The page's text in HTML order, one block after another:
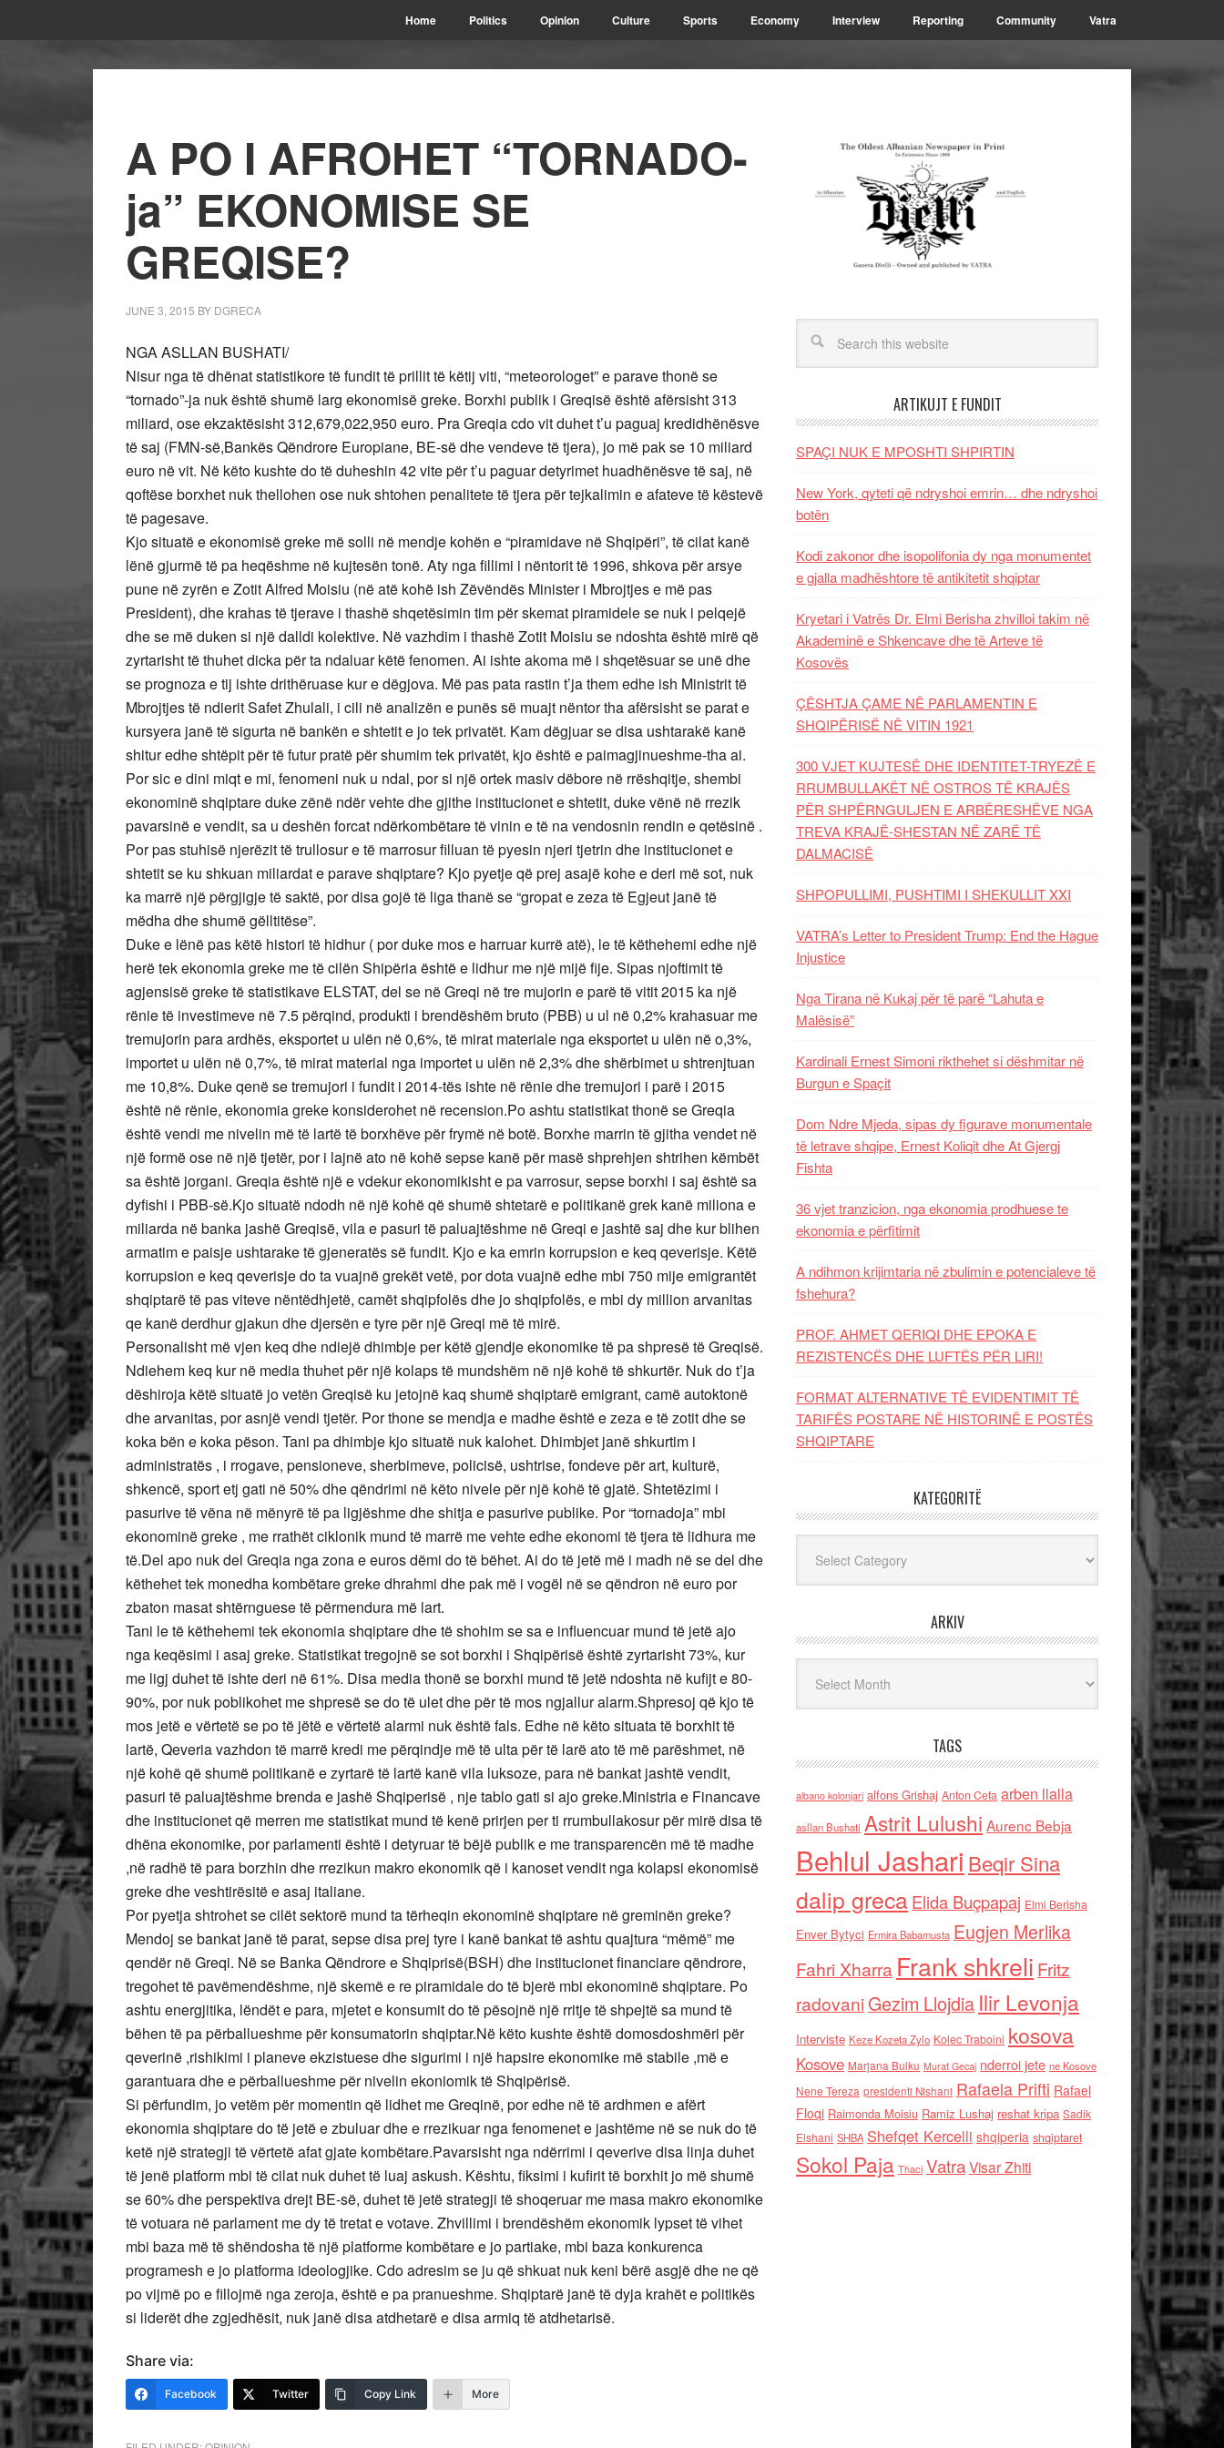
Home Politics Opinion Culture Sports Economy Interview Reporting Community Vatra
A PO I AFROHET “TORNADO-
ja” EKONOMISE SE
GREQISE?
JUNE 3, 2015 BY DGRECA
NGA ASLLAN BUSHATI/
Nisur nga të dhënat statistikore të fundit të prillit të këtij viti, “meteorologet” e parave thonë se
“tornado”-ja nuk është shumë larg ekonomisë greke. Borxhi publik i Greqisë është afërsisht 313
miliard, ose ekzaktësisht 312,679,022,950 euro. Pra Greqia cdo vit duhet t’u paguaj kredidhënësve
të saj (FMN-së,Bankës Qëndrore Europiane, BE-së dhe vendeve të tjera), jo më pak se 10 miliard
euro në vit. Në këto kushte do të duheshin 42 vite për t’u paguar detyrimet huadhënësve të saj, në
qoftëse borxhet nuk thellohen ose nuk shtohen penalitete të tjera për tejkalimin e afateve të këstevë
të pagesave.
Kjo situatë e ekonomisë greke më solli në mendje kohën e “piramidave në Shqipëri”, të cilat kanë
lënë gjurmë të pa heqëshme në kujtesën tonë. Aty nga fillimi i nëntorit të 1996, shkova për arsye
pune në zyrën e Zotit Alfred Moisiu (në atë kohë ish Zëvëndës Minister i Mbrojtjes e më pas
President), dhe krahas të tjerave i thashë shqetësimin tim për skemat piramidele se nuk i pelqejë
dhe se më duken si një dalldi kolektive. Në vazhdim i thashë Zotit Moisiu se ndoshta është mirë që
zyrtarisht të thuhet dicka për ta ndaluar këtë fenomen. Ai ishte akoma më i shqetësuar se unë dhe
se prognoza e tij ishte drithëruase kur e dëgjova. Më pas pata rastin t’ja them edhe ish Ministrit të
Mbrojtjes të ndierit Safet Zhulali, i cili në analizën e punës së muajt nëntor tha afërsisht se parat e
kursyera janë të sigurta në bankën e shtetit e jo tek privatët. Kam dëgjuar se disa ushtarakë kanë
shitur edhe shtëpit për të futur pratë për shumim tek privatët, kjo është e paimagjinueshme-tha ai.
Por sic e dini miqt e mi, fenomeni nuk u ndal, por si një ortek masiv dëbore në rrëshqitje, shembi
ekonominë shqiptare duke zënë ndër vehte dhe gjithe institucionet e shtetit, duke vënë në rrezik
pavarsinë e vendit, sa u deshën forcat ndërkombëtare të vinin e të na vendosnin rendin e qetësinë .
Por pas stuhisë njerëzit të trullosur e të marrosur filluan të pyesin njeri tjetrin dhe institucionet e
shtetit se ku shkuan miliardat e parave shqiptare? Kjo pyetje që prej asajë kohe e deri më sot, nuk
ka marrë një përgjigje të saktë, por disa gojë të liga thanë se “gropat e zeza të Egjeut janë të
mëdha dhe shumë gëlltitëse”.
Duke e lënë pas këtë histori të hidhur ( por duke mos e harruar kurrë atë), le të këthehemi edhe një
herë tek ekonomia greke me të cilën Shipëria është e lidhur me një mijë fije. Sipas njoftimit të
agjensisë greke të statistikave ELSTAT, del se në Greqi në tre mujorin e parë të vitit 2015 ka një
rënie të investimeve në 7.5 përqind, produkti i brendëshëm bruto (PBB) u ul në 0,2% krahasuar me
tremujorin para ardhës, eksportet u ulën në 0,6%, të mirat materiale nga eksportet u ulën në o,3%,
importet u ulën në 0,7%, të mirat material nga importet u ulën në 2,3% dhe shërbimet u shtrenjtuan
me 10,8%. Duke qenë se tremujori i fundit i 2014-tës ishte në rënie dhe tremujori i parë i 2015
është në rënie, ekonomia greke konsiderohet në recension.Po ashtu statistikat thonë se Greqia
është vendi me nivelin më të lartë të borxhëve për frymë në botë. Borxhe marrin të gjitha vendet në
një formë ose në një tjetër, por i lajnë ato në kohë sepse kanë për masë shprehjen shtrihen këmbët
sa është jorgani. Greqia është një e vdekur ekonomikisht e pa varrosur, sepse borxhi i saj është sa
dyfishi i PBB-së.Kjo situatë ndodh në një kohë që shumë shtetarë e politikanë grek kanë miliona e
miliarda në banka jashë Greqisë, vila e pasuri të paluajtëshme në Greqi e jashtë saj dhe kur blihen
armatim e paisje ushtarake të gjeneratës së fundit. Kjo e ka emrin korrupsion e keq qeverisje. Këtë
korrupsion e keq qeverisje do ta vuajnë grekët vetë, por dota vuajnë edhe mbi 750 mije emigrantët
shqiptarë të pas viteve nëntëdhjetë, camët shqipfolës dhe jo shqipfolës, e mbi dy million arvanitas
qe kanë derdhur gjakun dhe djersën e tyre për një Greqi më të mirë.
Personalisht më vjen keq dhe ndiejë dhimbje per këtë gjendje ekonomike të pa shpresë të Greqisë.
Ndiehem keq kur në media thuhet për një kolaps të mundshëm në një kohë të shkurtër. Nuk do t’ja
dëshiroja këtë situatë jo vetën Greqisë ku jetojnë kaq shumë shqiptarë emigrant, camë autoktonë
dhe arvanitas, por asnjë vendi tjetër. Por thone se mendja e madhe është e zeza e të zotit dhe se
koka bën e koka pëson. Tani pa dhimbje kjo situatë nuk kalohet. Dhimbjet janë shkurtim i
administratës , i rrogave, pensioneve, sherbimeve, policisë, ushtrise, fondeve për art, kulturë,
shkencë, sport etj gati në 50% dhe qëndrimi në këto nivele për një kohë të gjatë. Shtetëzimi i
pasurive të vëna në mënyrë të pa ligjëshme dhe shitja e pasurive publike. Por “tornadoja” mbi
ekonominë greke , me rrathët ciklonik mund të marrë me vehte edhe ekonomi të tjera të lidhura me
të.Del apo nuk del Greqia nga zona e euros dëmi do të bëhet. Ai do të jetë më i madh në se del dhe
këthehet tek monedha kombëtare greke dhrahmi dhe pak më i vogël në se qëndron në euro por
zbaton masat shtërnguese të përmendura më lart.
Tani le të këthehemi tek ekonomia shqiptare dhe të shohim se sa e influencuar mund të jetë ajo
nga keqësimi i asaj greke. Statistikat tregojnë se sot borxhi i Shqipërisë është zyrtarisht 73%, kur
me ligj duhet të ishte deri në 61%. Disa media thonë se borxhi mund të jetë ndoshta në kufijt e 80-
90%, por nuk poblikohet me shpresë se do të ulet dhe për të mos ngjallur alarm.Shpresoj që kjo të
mos jetë e vërtetë se po të jëtë e vërtetë alarmi nuk është fals. Edhe në këto situata të borxhit të
lartë, Qeveria vazhdon të marrë kredi me përqindje më të ulta për të larë ato të më parëshmet, në
një kohë që shumë politikanë e zyrtarë të lartë kanë vila luksoze, para në bankat jashtë vendit,
pasuri të paluajtëshme brenda e jashë Shqiperisë , nje tablo gati si ajo greke.Ministria e Financave
dhe institucionet që merren me statistikat mund të kenë prirjen per ti rrumbullakosur për mirë disa të
dhëna ekonomike, por parlamenti është i detyruar të bëjë publik e me transparencën më të madhe
,në radhë të para borzhin dhe rrezikun makro ekonomik që i kanoset vendit nga kolapsi ekonomisë
greke dhe veshtirësitë e asaj italiane.
Por pyetja shtrohet se cilët sektorë mund ta tërheqin ekonominë shqiptare në greminën greke?
Mendoj se bankat janë të parat, sepse disa prej tyre i kanë bankat të ashtu quajtura “mëmë” me
qendër në Greqi. Në se Banka Qëndrore e Shqiprisë(BSH) dhe institucionet financiare qëndrore,
tregohet të pavëmendëshme, një skemë e re piramidale do të bjerë mbi ekonominë shqiptare. Po
ashtu energjitika, lëndët e para, mjetet e konsumit do të pësojnë një rritje të shpejtë sa mund të
bëhen të pa përballueshme për konsumatorin shqiptar.Në këto kushte është domosdoshmëri për
qeverinë ,rishikimi i planeve ekzistuese dhe sigurimi i një hapsire ekonomike më stabile ,më e
garantuara dhe e përballueshme për nivelin ekoniomik të Shqipërisë.
Si përfundim, jo vetëm për momentin që lidhet me Greqinë, por edhe në të ardhmen e afërt
ekonomia shqiptare do të jetë e zbuluar dhe e rrezikuar nga fenomenet e jashtëme në se nuk do të
ketë një strategji të vërtetë afat gjate kombëtare.Pavarsisht nga ndërrimi i qeverive disa linja duhet
të jenë platform mbi të cilat nuk duhet të luaj askush. Kështu, fiksimi i kufirit të borxhit jo më shumë
se 60% dhe perspektiva drejt BE-së, duhet të jetë strategji të shoqeruar me masa makro ekonomike
të votuara në parlament me dy të tretat e votave. Zhvillimi i brendëshëm ekonomik lypset të vihet
mbi baza më të shëndosha të një platforme kombëtare e jo partiake, mbi baza konkurenca
programesh e jo platforma ideologjike. Cdo adresim se ju që shkuat nuk keni bërë asgjë dhe ne që
po vijmë po e fillojmë nga zeroja, është e pa pranueshme. Shqiptarë janë të dyja krahët e politikës
si liderët dhe zgjedhësit, nuk janë disa atdhetarë e disa armiq të atdhetarisë.
Share via:
Facebook Twitter Copy Link More
ARTIKUJT E FUNDIT
SPAÇI NUK E MPOSHTI SHPIRTIN
New York, qyteti që ndryshoi emrin… dhe ndryshoi
botën
Kodi zakonor dhe isopolifonia dy nga monumentet
e gjalla madhështore të antikitetit shqiptar
Kryetari i Vatrës Dr. Elmi Berisha zhvilloi takim në
Akademinë e Shkencave dhe të Arteve të
Kosovës
ÇËSHTJA ÇAME NË PARLAMENTIN E
SHQIPËRISË NË VITIN 1921
300 VJET KUJTESË DHE IDENTITET-TRYEZË E
RRUMBULLAKËT NË OSTROS TË KRAJËS
PËR SHPËRNGULJEN E ARBËRESHËVE NGA
TREVA KRAJË-SHESTAN NË ZARË TË
DALMACISË
SHPOPULLIMI, PUSHTIMI I SHEKULLIT XXI
VATRA’s Letter to President Trump: End the Hague
Injustice
Nga Tirana në Kukaj për të parë “Lahuta e
Malësisë”
Kardinali Ernest Simoni rikthehet si dëshmitar në
Burgun e Spaçit
Dom Ndre Mjeda, sipas dy figurave monumentale
të letrave shqipe, Ernest Koliqit dhe At Gjergj
Fishta
36 vjet tranzicion, nga ekonomia prodhuese te
ekonomia e përfitimit
A ndihmon krijimtaria në zbulimin e potencialeve të
fshehura?
PROF. AHMET QERIQI DHE EPOKA E
REZISTENCЁS DHE LUFTЁS PЁR LIRI!
FORMAT ALTERNATIVE TË EVIDENTIMIT TË
TARIFËS POSTARE NË HISTORINË E POSTËS
SHQIPTARE
KATEGORITË
ARKIV
TAGS
albano kolonjari alfons Grishaj Anton Cefa arben llalla
asllan Bushati Astrit Lulushi Aurenc Bebja
Behlul Jashari Beqir Sina
dalip grecaElida Buçpapaj Elmi Berisha
Enver Bytyci Ermira Babamusta Eugjen Merlika
Fahri Xharra Frank shkreli Fritz
radovaniGezim Llojdia Ilir Levonja
Interviste Keze Kozeta Zylo Kolec Traboini kosova
Kosove Marjana Bulku Murat Gecaj nderroi jete ne Kosove
Nene Tereza presidenti Nishani Rafaela Prifti Rafael
Floqi Raimonda Moisiu Ramiz Lushaj reshat kripa Sadik
Elshani SHBA Shefqet Kercelli shqiperia shqiptaret
Sokol Paja Thaci VatraVisar Zhiti